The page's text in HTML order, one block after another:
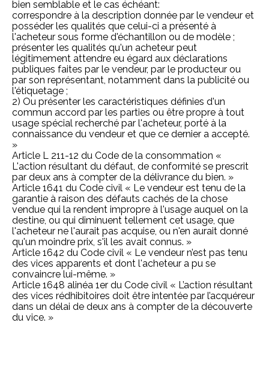
bien semblable et le cas échéant:
correspondre à la description donnée par le vendeur et
posséder les qualités que celui-ci a présenté à
l'acheteur sous forme d'échantillon ou de modèle ;
présenter les qualités qu'un acheteur peut
légitimement attendre eu égard aux déclarations
publiques faites par le vendeur, par le producteur ou
par son représentant, notamment dans la publicité ou
l'étiquetage ;
2) Ou présenter les caractéristiques définies d'un
commun accord par les parties ou être propre à tout
usage spécial recherché par l'acheteur, porté à la
connaissance du vendeur et que ce dernier a accepté.
»
Article L 211-12 du Code de la consommation «
L'action résultant du défaut, de conformité se prescrit
par deux ans à compter de la délivrance du bien. »
Article 1641 du Code civil « Le vendeur est tenu de la
garantie à raison des défauts cachés de la chose
vendue qui la rendent impropre à l'usage auquel on la
destine, ou qui diminuent tellement cet usage, que
l'acheteur ne l'aurait pas acquise, ou n'en aurait donné
qu'un moindre prix, s'il les avait connus. »
Article 1642 du Code civil « Le vendeur n’est pas tenu
des vices apparents et dont l'acheteur a pu se
convaincre lui-même. »
Article 1648 alinéa 1er du Code civil « L’action résultant
des vices rédhibitoires doit être intentée par l’acquéreur
dans un délai de deux ans à compter de la découverte
du vice. »